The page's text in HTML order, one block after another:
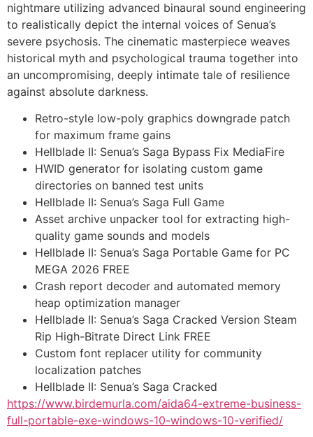
nightmare utilizing advanced binaural sound engineering
to realistically depict the internal voices of Senua’s
severe psychosis. The cinematic masterpiece weaves
historical myth and psychological trauma together into
an uncompromising, deeply intimate tale of resilience
against absolute darkness.
Retro-style low-poly graphics downgrade patch
for maximum frame gains
Hellblade II: Senua’s Saga Bypass Fix MediaFire
HWID generator for isolating custom game
directories on banned test units
Hellblade II: Senua’s Saga Full Game
Asset archive unpacker tool for extracting high-
quality game sounds and models
Hellblade II: Senua’s Saga Portable Game for PC
MEGA 2026 FREE
Crash report decoder and automated memory
heap optimization manager
Hellblade II: Senua’s Saga Cracked Version Steam
Rip High-Bitrate Direct Link FREE
Custom font replacer utility for community
localization patches
Hellblade II: Senua’s Saga Cracked
https://www.birdemurla.com/aida64-extreme-business-
full-portable-exe-windows-10-windows-10-verified/